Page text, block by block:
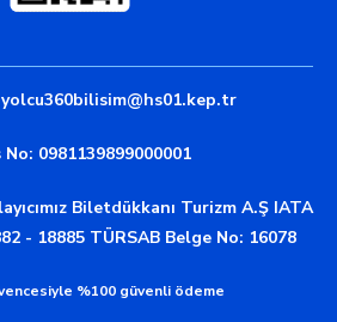
yolcu360bilisim@hs01.kep.tr
No: 0981139899000001
Biletdükkanı Turizm A.Ş IATA
- 18885 TÜRSAB Belge No: 16078
%100 güvenli ödeme